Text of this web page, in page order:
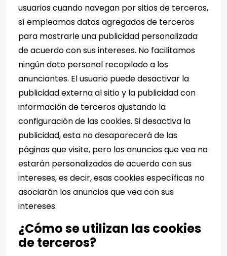
usuarios cuando navegan por sitios de terceros,
sí empleamos datos agregados de terceros
para mostrarle una publicidad personalizada
de acuerdo con sus intereses. No facilitamos
ningún dato personal recopilado a los
anunciantes. El usuario puede desactivar la
publicidad externa al sitio y la publicidad con
información de terceros ajustando la
configuración de las cookies. Si desactiva la
publicidad, esta no desaparecerá de las
páginas que visite, pero los anuncios que vea no
estarán personalizados de acuerdo con sus
intereses, es decir, esas cookies específicas no
asociarán los anuncios que vea con sus
intereses.
¿Cómo se utilizan las cookies
de terceros?